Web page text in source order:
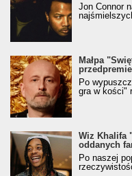
Jon Connor
Małpa
Po
gra w kości"
Wiz Khalifa
oddanych
Po naszej